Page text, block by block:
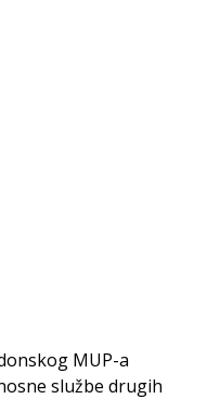
MUP-a
službe drugih